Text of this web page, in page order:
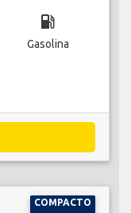
local_gas_station
Gasolina
COMPACTO